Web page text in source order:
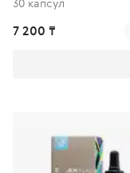
7 200 ₸